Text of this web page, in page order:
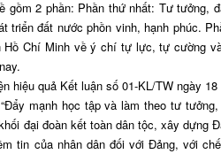
gồm 2 phần: Phần thứ nhất: Tư tưởng,
triển đất nước phồn vinh, hạnh phúc.
Chí Minh về ý chí tự lực, tự cường
quả Kết luận số 01-KL/TW ngày 18
mạnh học tập và làm theo tư
đại đoàn kết toàn dân tộc, xây dựng
tin của nhân dân đối với Đảng, với